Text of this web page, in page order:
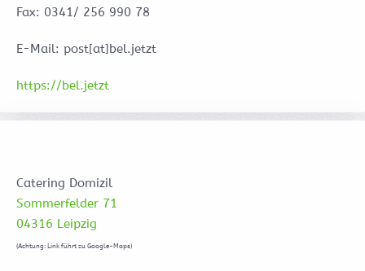
Fax: 0341/ 256 990 78
E-Mail: post[at]bel.jetzt
https://bel.jetzt
Catering Domizil
Sommerfelder 71
04316 Leipzig
(Achtung: Link führt zu Google-Maps)